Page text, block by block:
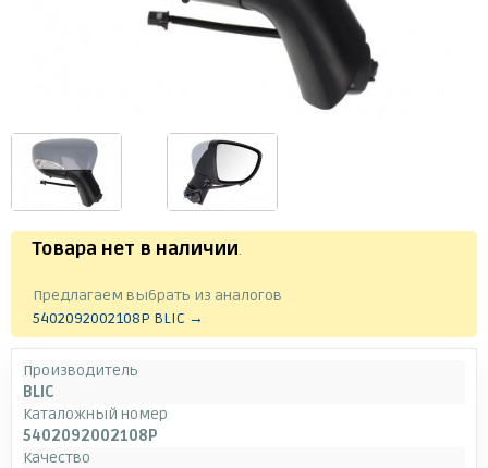
Товара нет в наличии.
Предлагаем выбрать из аналогов
5402092002108P BLIC →
Производитель
BLIC
Каталожный номер
5402092002108P
Качество